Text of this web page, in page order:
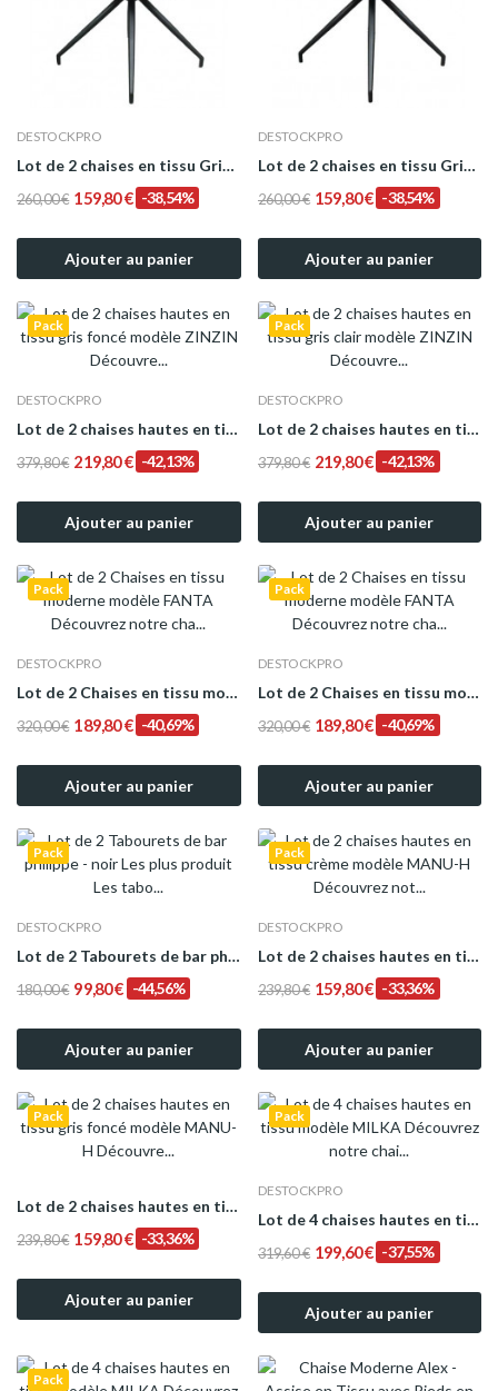
DESTOCKPRO
Lot de 2 chaises en tissu Gris foncé design...
260,00 € 159,80 € -38,54%
Ajouter au panier
DESTOCKPRO
Lot de 2 chaises en tissu Gris clair design...
260,00 € 159,80 € -38,54%
Ajouter au panier
Pack
DESTOCKPRO
Lot de 2 chaises hautes en tissu gris foncé...
379,80 € 219,80 € -42,13%
Ajouter au panier
Pack
DESTOCKPRO
Lot de 2 chaises hautes en tissu gris clair...
379,80 € 219,80 € -42,13%
Ajouter au panier
Pack
DESTOCKPRO
Lot de 2 Chaises en tissu moderne modèle FANTA
320,00 € 189,80 € -40,69%
Ajouter au panier
Pack
DESTOCKPRO
Lot de 2 Chaises en tissu moderne modèle FANTA
320,00 € 189,80 € -40,69%
Ajouter au panier
Pack
DESTOCKPRO
Lot de 2 Tabourets de bar philippe - noir
180,00 € 99,80 € -44,56%
Ajouter au panier
Pack
DESTOCKPRO
Lot de 2 chaises hautes en tissu crème modèle...
239,80 € 159,80 € -33,36%
Ajouter au panier
Pack
Lot de 2 chaises hautes en tissu gris foncé...
239,80 € 159,80 € -33,36%
Ajouter au panier
Pack
DESTOCKPRO
Lot de 4 chaises hautes en tissu modèle MILKA
319,60 € 199,60 € -37,55%
Ajouter au panier
Pack